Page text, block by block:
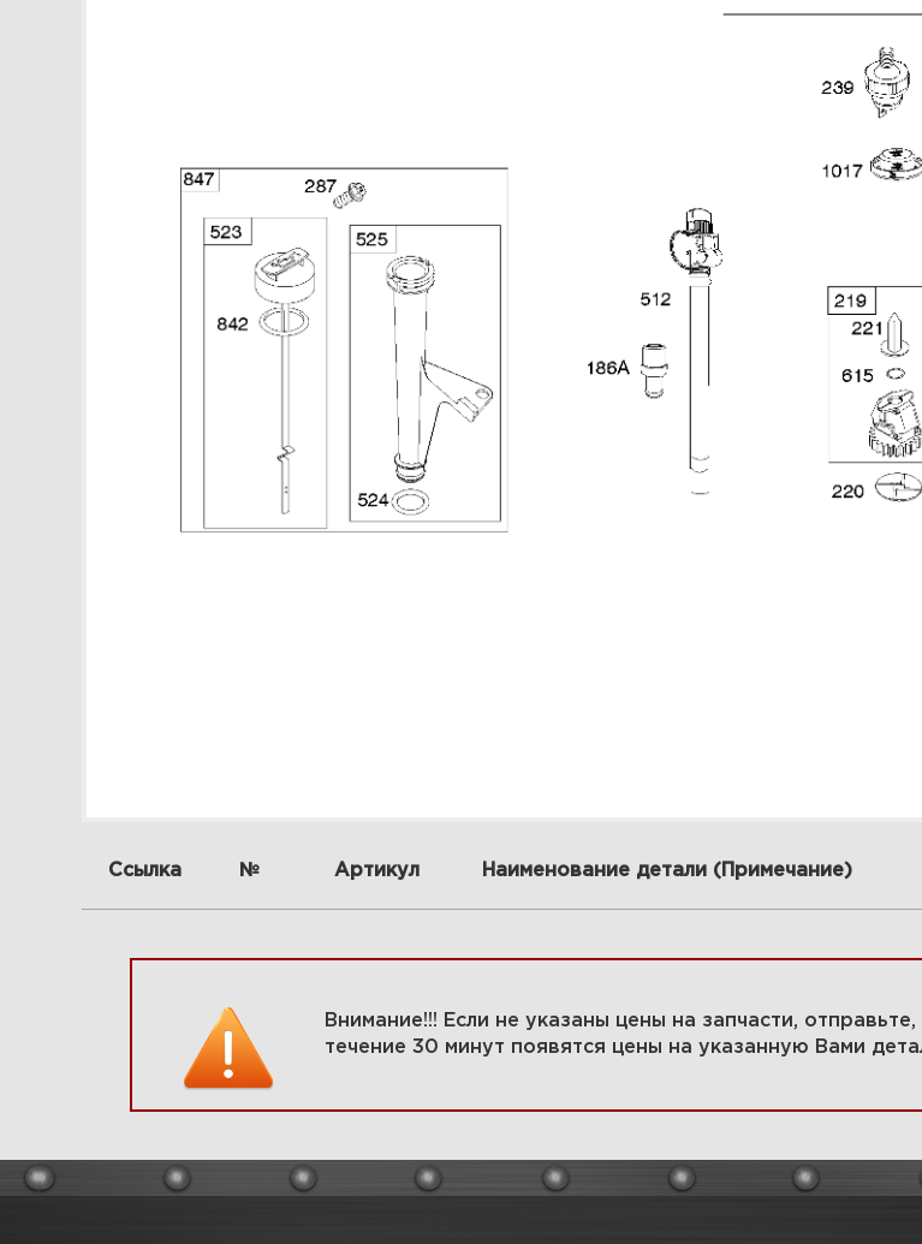
Ссылка № Артикул Наименование детали (Примечание)
Внимание!!! Если не указаны цены на запчасти,
течение 30 минут появятся цены на указанную Вами